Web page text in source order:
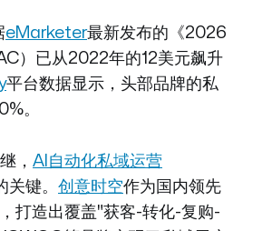
eMarketer最新发布的《2026
）已从2022年的12美元飙升
平台数据显示，头部品牌的私
。
， AI自动化私域运营
键。 创意时空作为国内领先
打造出覆盖"获客-转化-复购-